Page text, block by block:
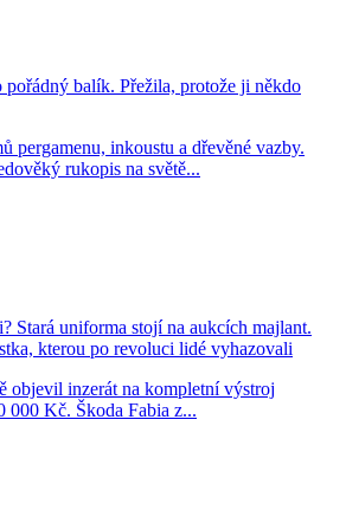
balík. Přežila, protože ji někdo
pergamenu, inkoustu a dřevěné vazby.
rukopis na světě...
Stará uniforma stojí na aukcích majlant.
kterou po revoluci lidé vyhazovali
objevil inzerát na kompletní výstroj
000 Kč. Škoda Fabia z...